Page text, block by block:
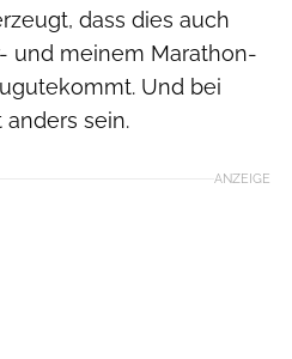
dass dies auch
und meinem Marathon-
Und bei
sein.
ANZEIGE